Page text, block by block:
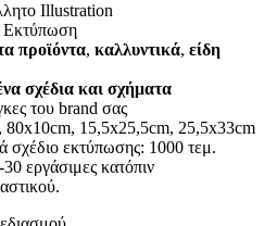
Illustration
προϊόντα, καλλυντικά, είδη
σχέδια και σχήματα
του brand σας
80x10cm, 15,5x25,5cm, 25,5x33cm
σχέδιο εκτύπωσης: 1000 τεμ.
εργάσιμες κατόπιν